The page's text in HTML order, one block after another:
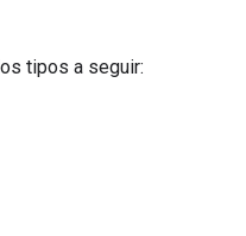
tipos a seguir: